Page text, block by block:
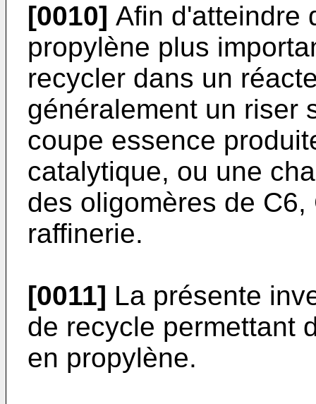
[0010] Afin d'atteindre
propylène plus
recycler dans un
généralement un riser
coupe essence
catalytique, ou une
des oligomères de
raffinerie.
[0011] La présente
de recycle permettant
en propylène.